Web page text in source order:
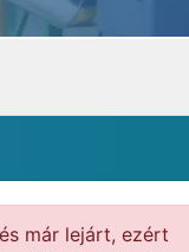
már lejárt, ezért